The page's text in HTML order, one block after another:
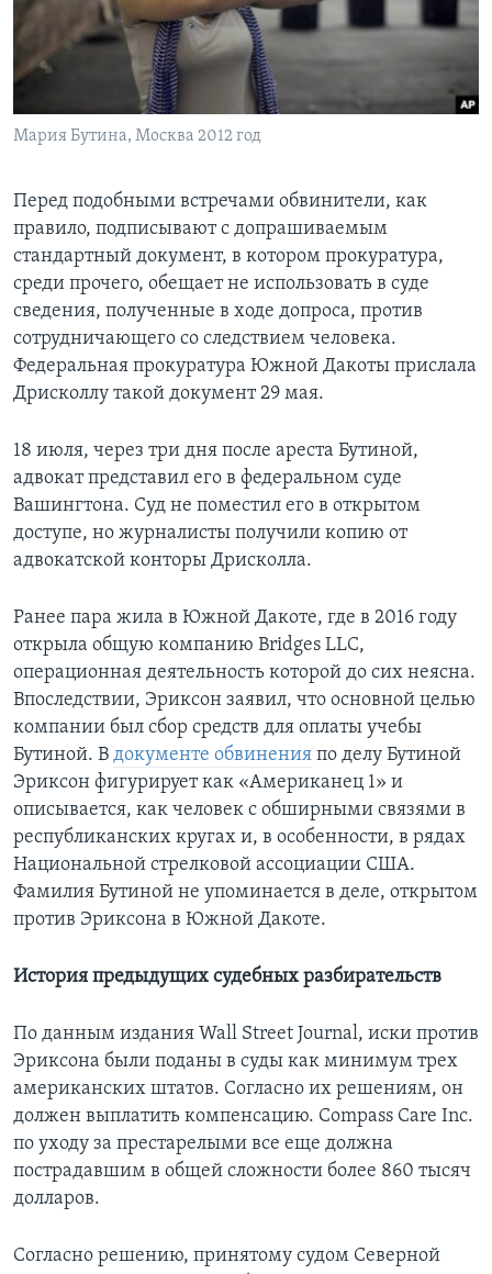
Мария Бутина, Москва 2012 год
Перед подобными встречами обвинители, как
правило, подписывают с допрашиваемым
стандартный документ, в котором прокуратура,
среди прочего, обещает не использовать в суде
сведения, полученные в ходе допроса, против
сотрудничающего со следствием человека.
Федеральная прокуратура Южной Дакоты прислала
Дрисколлу такой документ 29 мая.
18 июля, через три дня после ареста Бутиной,
адвокат представил его в федеральном суде
Вашингтона. Суд не поместил его в открытом
доступе, но журналисты получили копию от
адвокатской конторы Дрисколла.
Ранее пара жила в Южной Дакоте, где в 2016 году
открыла общую компанию Bridges LLC,
операционная деятельность которой до сих неясна.
Впоследствии, Эриксон заявил, что основной целью
компании был сбор средств для оплаты учебы
Бутиной. В документе обвинения по делу Бутиной
Эриксон фигурирует как «Американец 1» и
описывается, как человек с обширными связями в
республиканских кругах и, в особенности, в рядах
Национальной стрелковой ассоциации США.
Фамилия Бутиной не упоминается в деле, открытом
против Эриксона в Южной Дакоте.
История предыдущих судебных разбирательств
По данным издания Wall Street Journal, иски против
Эриксона были поданы в суды как минимум трех
американских штатов. Согласно их решениям, он
должен выплатить компенсацию. Compass Care Inc.
по уходу за престарелыми все еще должна
пострадавшим в общей сложности более 860 тысяч
долларов.
Согласно решению, принятому судом Северной